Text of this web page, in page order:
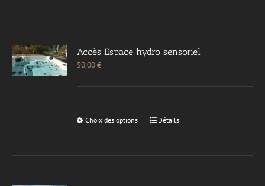
Accès Espace hydro sensoriel
50,00€
Choix des options Détails